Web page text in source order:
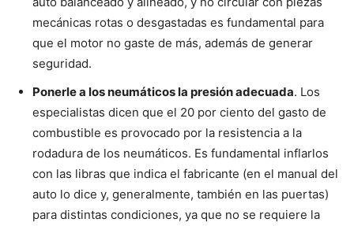
mecánicas rotas o desgastadas es fundamental para
que el motor no gaste de más, además de generar
seguridad.
Ponerle a los neumáticos la presión adecuada. Los
especialistas dicen que el 20 por ciento del gasto de
combustible es provocado por la resistencia a la
rodadura de los neumáticos. Es fundamental inflarlos
con las libras que indica el fabricante (en el manual del
auto lo dice y, generalmente, también en las puertas)
para distintas condiciones, ya que no se requiere la